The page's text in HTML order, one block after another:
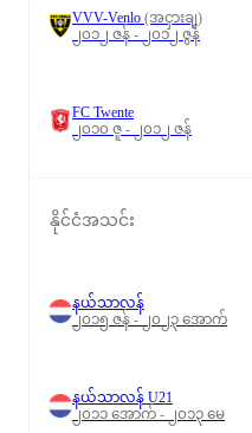
VVV-Venlo (အငှားချ)
၂၀၁၂ ဇန် - ၂၀၁၂ ဇွန်
FC Twente
၂၀၁၀ ဇူ - ၂၀၁၂ ဇန်
နိုင်ငံအသင်း
နယ်သာလန်
၂၀၁၅ ဇန် - ၂၀၂၃ အောက်
နယ်သာလန် U21
၂၀၁၁ အောက် - ၂၀၁၃ မေ